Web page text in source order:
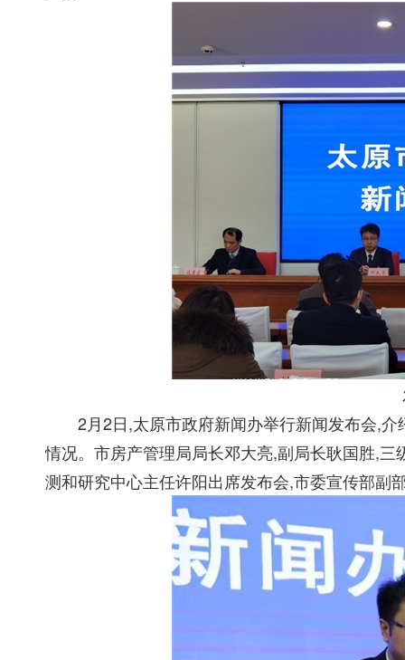
2月2日,太原市政府新闻办举行新闻发布会,介
情况。市房产管理局局长邓大亮,副局长耿国胜,
测和研究中心主任许阳出席发布会,市委宣传部副